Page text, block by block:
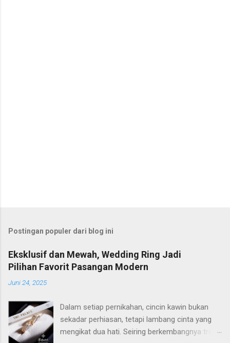
Postingan populer dari blog ini
Eksklusif dan Mewah, Wedding Ring Jadi
Pilihan Favorit Pasangan Modern
Juni 24, 2025
Dalam setiap pernikahan, cincin kawin bukan
sekadar perhiasan, tetapi lambang cinta yang
mengikat dua hati. Seiring berkembangnya tren